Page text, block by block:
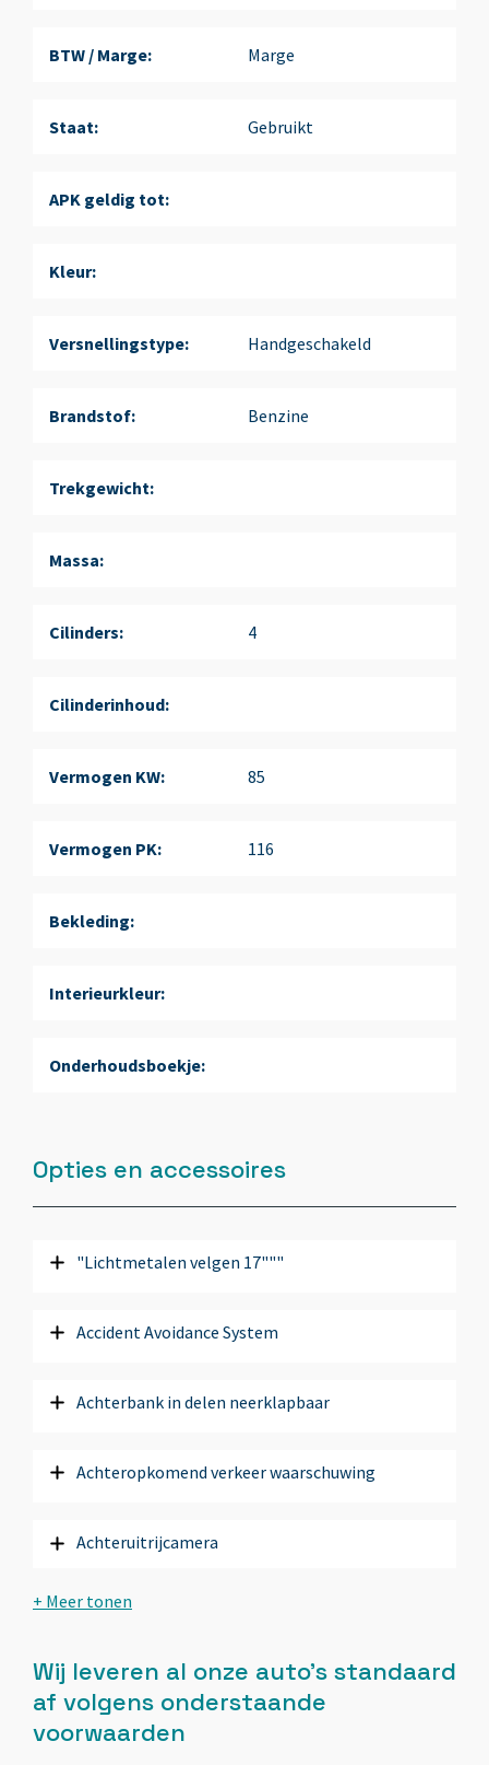
BTW / Marge: Marge
Staat: Gebruikt
APK geldig tot:
Kleur:
Versnellingstype: Handgeschakeld
Brandstof: Benzine
Trekgewicht:
Massa:
Cilinders: 4
Cilinderinhoud:
Vermogen KW: 85
Vermogen PK: 116
Bekleding:
Interieurkleur:
Onderhoudsboekje:
Opties en accessoires
"Lichtmetalen velgen 17"""
Accident Avoidance System
Achterbank in delen neerklapbaar
Achteropkomend verkeer waarschuwing
Achteruitrijcamera
Airbag(s) hoofd achter
Airbag(s) hoofd voor
Wij leveren al onze auto’s standaard
af volgens onderstaande
voorwaarden